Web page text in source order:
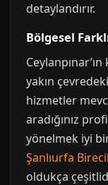
detaylandırır.
Bölgesel
yakın
hizmetler
aradığınız
yönelmek iyi
Şanlıurfa
oldukça